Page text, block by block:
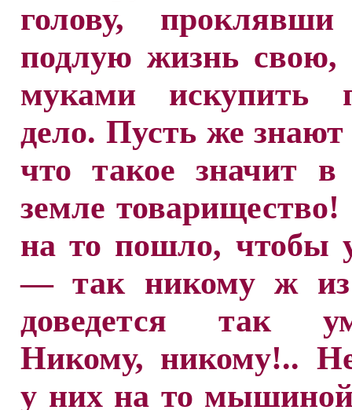
голову,
подлую жизнь свою,
муками искупить
дело. Пусть же знают
что такое значит в
земле
на то пошло, чтобы
— так никому ж
доведется так
Никому, никому!..
у них на то